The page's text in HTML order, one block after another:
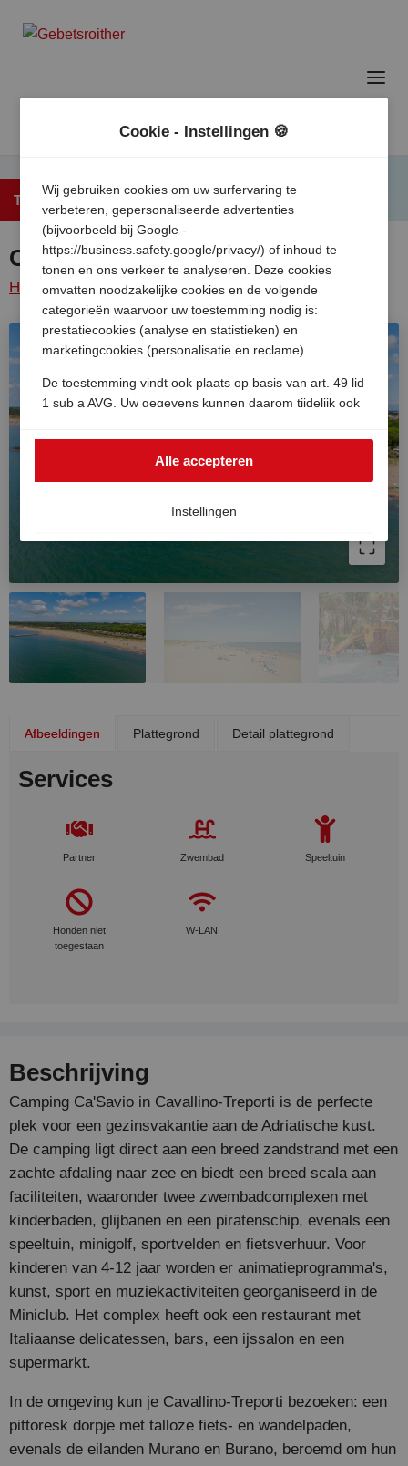
Terug naar het overzicht
Camping Ca Savio
Home / Italie / Adriatische
kust /
Cavallino / Camping ca
savio
Afbeeldingen Plattegrond Detail plattegrond
Services
Partner Zwembad Speeltuin
Honden niet
toegestaan
W-LAN
Beschrijving
Camping Ca'Savio in Cavallino-Treporti is de perfecte
plek voor een gezinsvakantie aan de Adriatische kust.
De camping ligt direct aan een breed zandstrand met een
zachte afdaling naar zee en biedt een breed scala aan
faciliteiten, waaronder twee zwembadcomplexen met
kinderbaden, glijbanen en een piratenschip, evenals een
speeltuin, minigolf, sportvelden en fietsverhuur. Voor
kinderen van 4-12 jaar worden er animatieprogramma's,
kunst, sport en muziekactiviteiten georganiseerd in de
Miniclub. Het complex heeft ook een restaurant met
Italiaanse delicatessen, bars, een ijssalon en een
supermarkt.
In de omgeving kun je Cavallino-Treporti bezoeken: een
pittoresk dorpje met talloze fiets- en wandelpaden,
evenals de eilanden Murano en Burano, beroemd om hun
Cookie - Instellingen 🍪
Wij gebruiken cookies om uw surfervaring te
verbeteren, gepersonaliseerde advertenties
(bijvoorbeeld bij Google -
https://business.safety.google/privacy/) of inhoud te
tonen en ons verkeer te analyseren. Deze cookies
omvatten noodzakelijke cookies en de volgende
categorieën waarvoor uw toestemming nodig is:
prestatiecookies (analyse en statistieken) en
marketingcookies (personalisatie en reclame).
De toestemming vindt ook plaats op basis van art. 49 lid
1 sub a AVG. Uw gegevens kunnen daarom tijdelijk ook
In dat geval kan het hoge Europese niveau van
gegevensbescherming niet volledig worden
gegarandeerd en bestaat het risico dat Amerikaanse
toezichtdoeleinden, zonder dat er doeltreffende
rechtsmiddelen beschikbaar zijn. U kunt uw
Instellingen
Alle accepteren